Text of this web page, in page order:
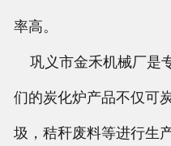
率高。
巩义市金禾机械厂是
们的炭化炉产品不仅可
圾，秸秆废料等进行生